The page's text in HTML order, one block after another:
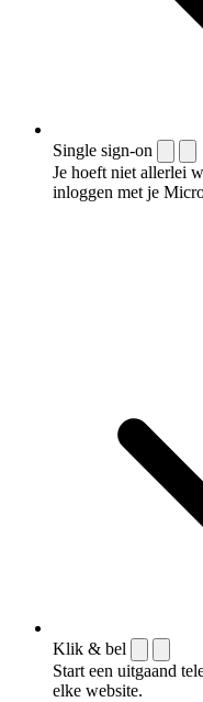
Single sign-on
Je hoeft niet allerlei
inloggen met je
Klik & bel
Start een uitgaand
elke website.